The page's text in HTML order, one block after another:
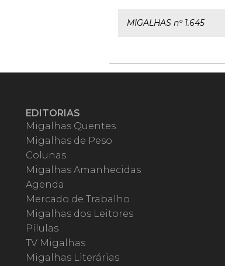
MIGALHAS nº 1.645
EDITORIAS
Migalhas Quentes
Migalhas de Peso
Colunas
Migalhas Amanhecidas
Agenda
Mercado de Trabalho
Migalhas dos Leitores
Pílulas
TV Migalhas
Migalhas Literárias